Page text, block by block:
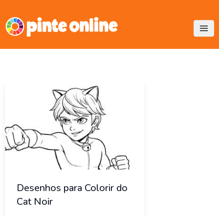
content
Desenhos para Colorir do
Cat Noir